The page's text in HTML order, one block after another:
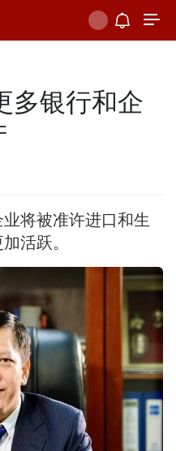
多银行和企
将被准许进口和生
活跃。